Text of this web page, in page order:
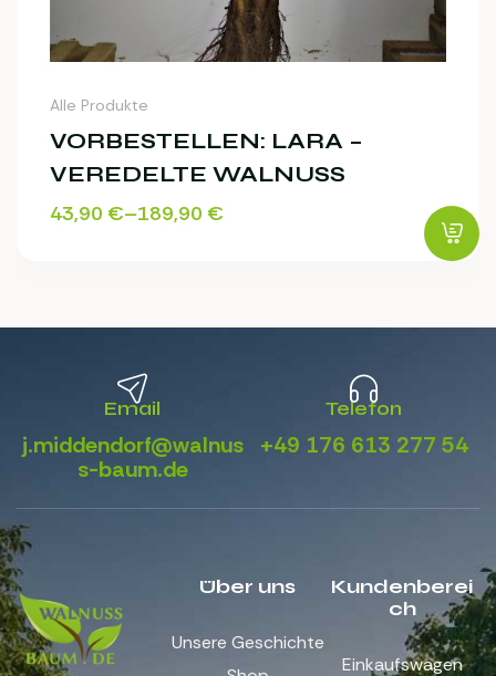
Alle Produkte
VORBESTELLEN: LARA –
VEREDELTE WALNUSS
43,90 €–189,90 €
Email
j.middendorf@walnus
s-baum.de
Telefon
+49 176 613 277 54
Über uns
Unsere Geschichte
Kundenberei
ch
Einkaufswagen